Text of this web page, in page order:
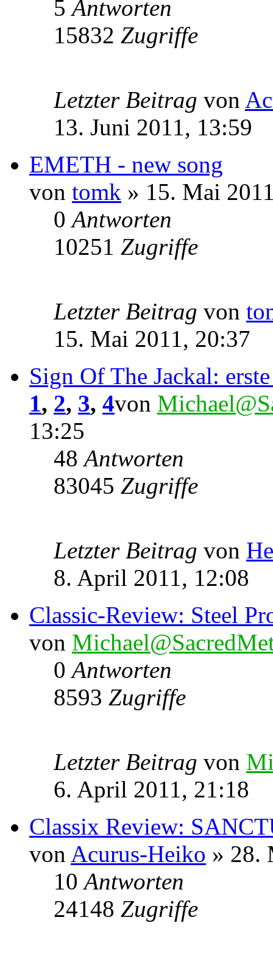
5Antworten
15832 Zugriffe
Letzter Beitrag von
13. Juni 2011, 13:59
EMETH - new song
von tomk » 15. Mai
0Antworten
10251 Zugriffe
Letzter Beitrag von
15. Mai 2011, 20:37
Sign Of The Jackal:
1, 2, 3, 4von
13:25
48Antworten
83045 Zugriffe
Letzter Beitrag von
8. April 2011, 12:08
Classic-Review: Steel
von
0Antworten
8593 Zugriffe
Letzter Beitrag von
6. April 2011, 21:18
Classix Review:
von Acurus-Heiko » 28.
10Antworten
24148 Zugriffe